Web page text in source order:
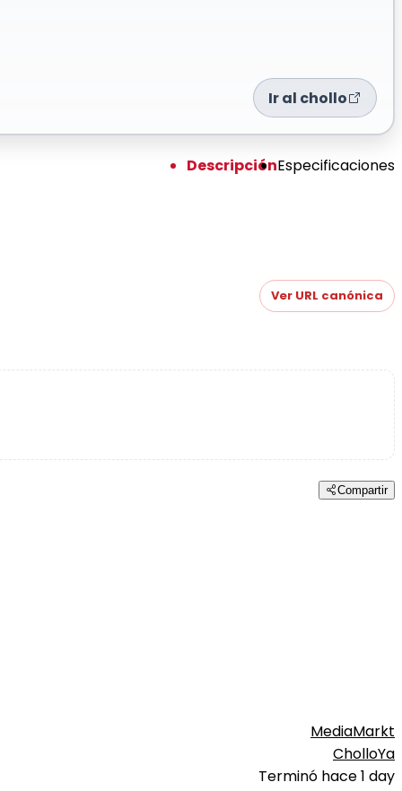
Ir al chollo
DescripciónEspecificaciones
Ver URL canónica
Compartir
MediaMarkt
CholloYa
Terminó hace 1 day